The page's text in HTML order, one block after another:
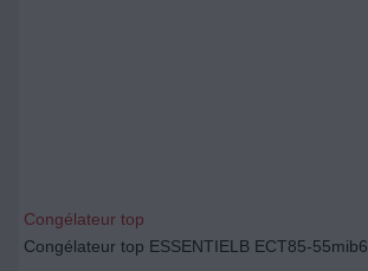
Congélateur top
Congélateur top ESSENTIELB ECT85-55mib6